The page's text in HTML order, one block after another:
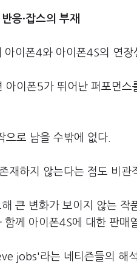
응·잡스의 부재
이폰4와 아이폰4S의 연장
아이폰5가 뛰어난 퍼포먼
으로 남을 수밖에 없다.
재하지 않는다는 점도 비관
큰 변화가 보이지 않는
께 아이폰4S에 대한 판매
jobs'라는 네티즌들의 해